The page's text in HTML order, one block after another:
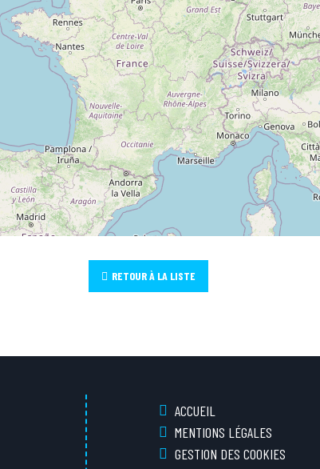
RETOUR À LA LISTE
ACCUEIL
MENTIONS LÉGALES
GESTION DES COOKIES